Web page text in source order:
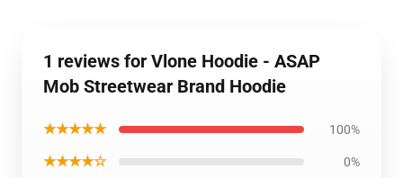
1 reviews for Vlone Hoodie - ASAP
Mob Streetwear Brand Hoodie
★★★★★ 100%
★★★★☆ 0%